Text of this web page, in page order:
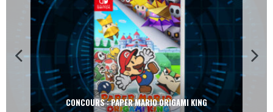
CONCOURS : DREAMS SUR PS4